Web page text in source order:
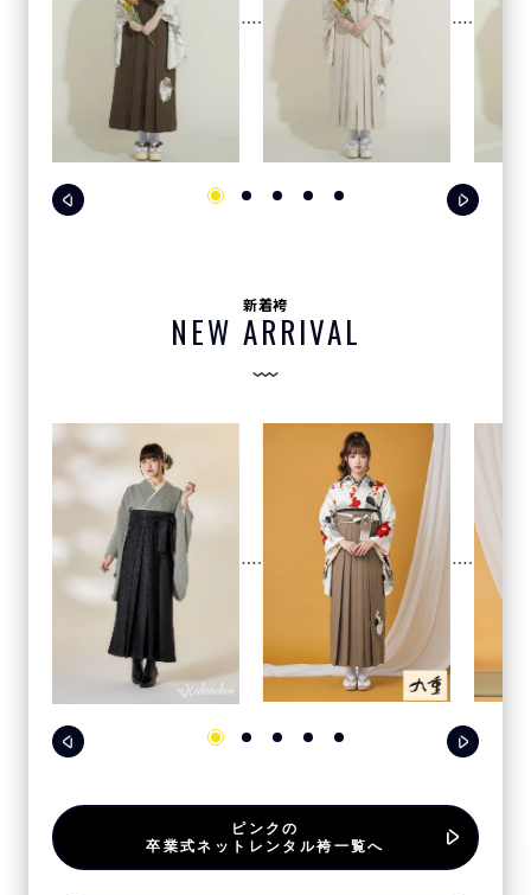
新着袴
NEW ARRIVAL
ピンクの
卒業式ネットレンタル袴一覧へ